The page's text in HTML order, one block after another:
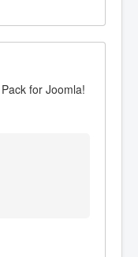
for Joomla!